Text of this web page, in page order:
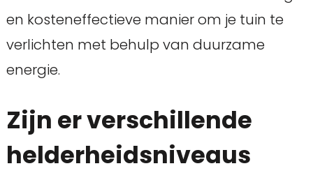
en kosteneffectieve manier om je tuin te
verlichten met behulp van duurzame
energie.
Zijn er verschillende
helderheidsniveaus